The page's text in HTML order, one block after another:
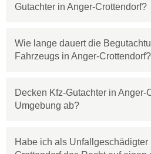
Gutachter in Anger-Crottendorf?
Wie lange dauert die
Fahrzeugs in Anger-Crottendorf?
Decken Kfz-Gutachter in Anger-
Umgebung ab?
Habe ich als Unfallgeschädigter